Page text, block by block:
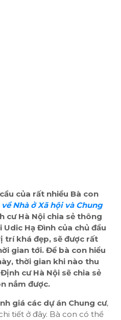
của rất nhiều Bà con
Nhà ở Xã hội và Chung
cư Hà Nội chia sẻ thông
Udic Hạ Đình của chủ đầu
trí khá đẹp, sẽ được rất
gian tới. Để bà con hiểu
thời gian khi nào thu
cư Hà Nội sẽ chia sẻ
nắm được.
giá các dự án Chung cư,
tiết ở đây. Bà con có thể